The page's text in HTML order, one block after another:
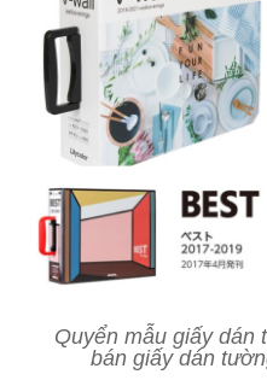
Quyển mẫu giấy dán
bán giấy dán